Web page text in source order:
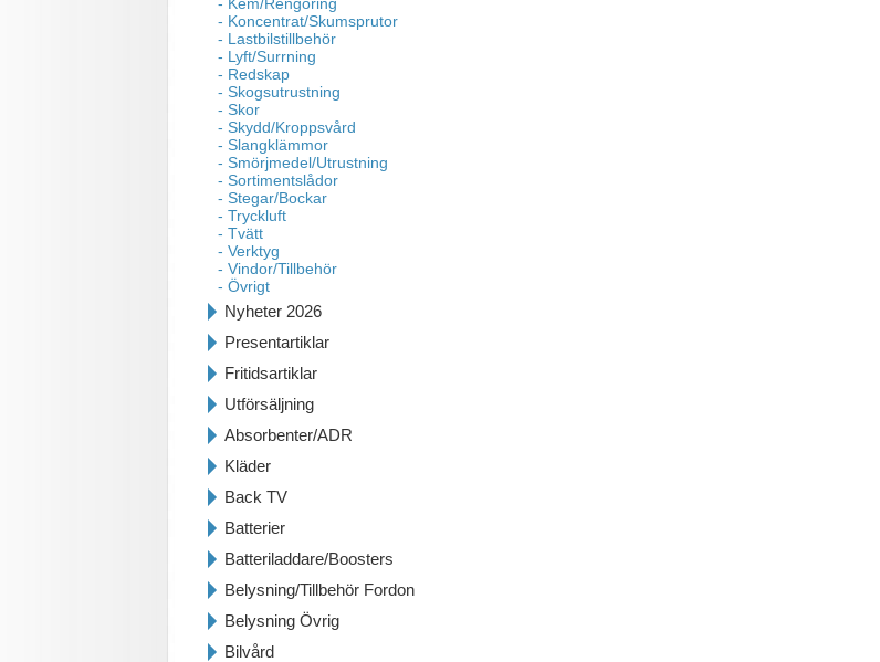
- Koncentrat/Skumsprutor
- Lastbilstillbehör
- Lyft/Surrning
- Redskap
- Skogsutrustning
- Skor
- Skydd/Kroppsvård
- Slangklämmor
- Smörjmedel/Utrustning
- Sortimentslådor
- Stegar/Bockar
- Tryckluft
- Tvätt
- Verktyg
- Vindor/Tillbehör
- Övrigt
Nyheter 2026
Presentartiklar
Fritidsartiklar
Utförsäljning
Absorbenter/ADR
Kläder
Back TV
Batterier
Batteriladdare/Boosters
Belysning/Tillbehör Fordon
Belysning Övrig
Bilvård